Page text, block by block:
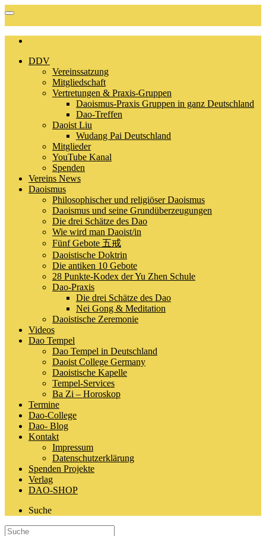
DDV
Vereinssatzung
Mitgliedschaft
Vertretungen & Praxis-Gruppen
Daoismus-Praxis Gruppen in ganz Deutschland
Dao-Treffen
Daoist Liu
Wudang Pai Deutschland
Mitglieder
YouTube Kanal
Spenden
Vereins News
Daoismus
Philosophischer und religiöser Daoismus
Daoismus und seine Grundüberzeugungen
Die drei Schätze des Dao
Wie wird man Daoist/in
Fünf Gebote 五戒
Daoistische Doktrin
Die antiken 10 Gebote
28 Punkte-Kodex der Yu Zhen Schule
Dao-Praxis
Die drei Schätze des Dao
Nei Gong & Meditation
Daoistische Zeremonie
Videos
Dao Tempel
Dao Tempel in Deutschland
Daoist College Germany
Daoistische Kapelle
Tempel-Services
Ba Zi – Horoskop
Termine
Dao-College
Dao- Blog
Kontakt
Impressum
Datenschutzerklärung
Spenden Projekte
Verlag
DAO-SHOP
Suche